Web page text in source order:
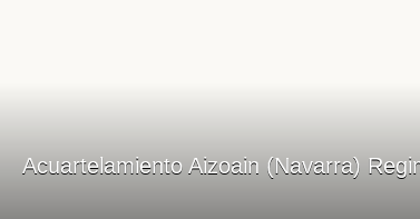
Acuartelamiento Aizoain (Navarra)